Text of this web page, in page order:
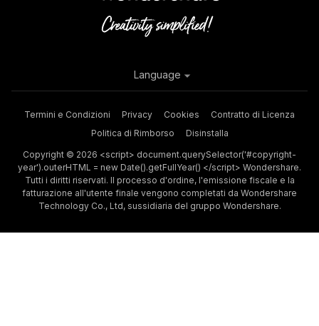
Termini e Condizioni Privacy Cookies
Contratto di Licenza
Politica di Rimborso
Disinstalla
Copyright © 2026 <script> document.querySelector('#copyright-
year').outerHTML = new Date().getFullYear() </script> Wondershare.
Tutti i diritti riservati. Il processo d'ordine, l'emissione fiscale e la
fatturazione all'utente finale vengono completati da Wondershare
Technology Co., Ltd, sussidiaria del gruppo Wondershare.
Language